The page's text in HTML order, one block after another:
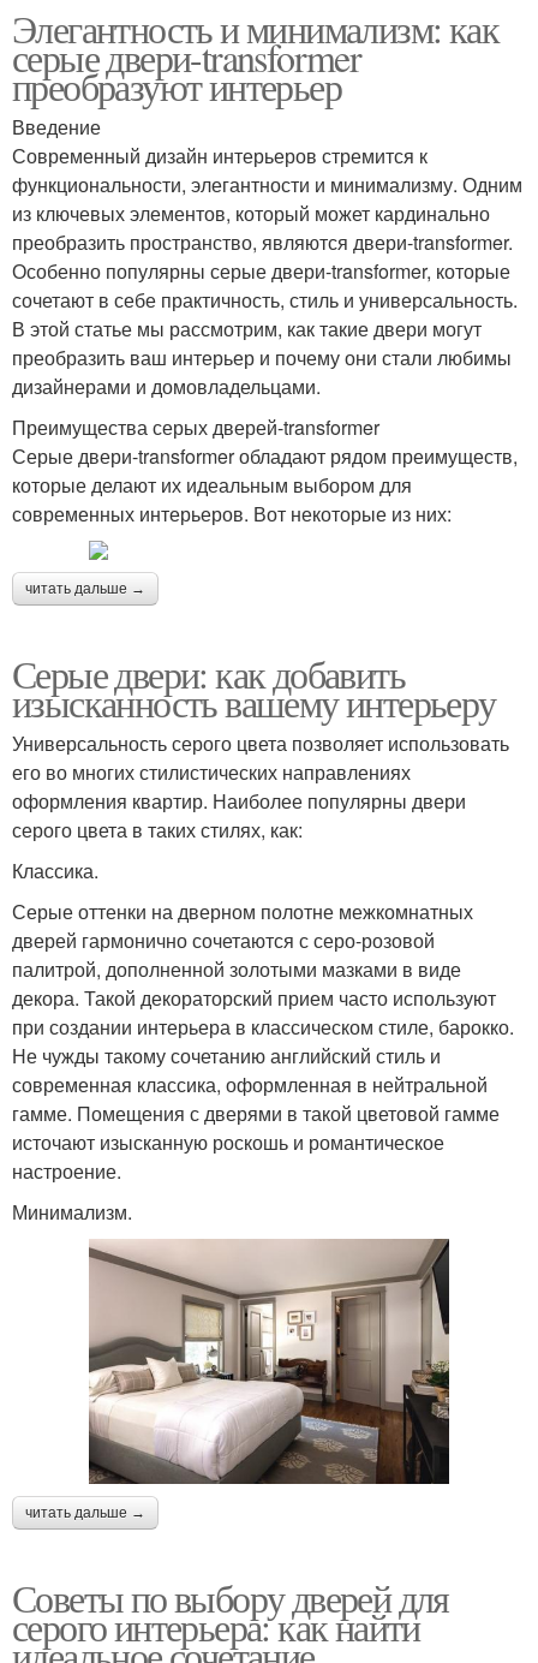
Элегантность и минимализм: как
серые двери-transformer
преобразуют интерьер
Введение
Современный дизайн интерьеров стремится к
функциональности, элегантности и минимализму. Одним
из ключевых элементов, который может кардинально
преобразить пространство, являются двери-transformer.
Особенно популярны серые двери-transformer, которые
сочетают в себе практичность, стиль и универсальность.
В этой статье мы рассмотрим, как такие двери могут
преобразить ваш интерьер и почему они стали любимы
дизайнерами и домовладельцами.
Преимущества серых дверей-transformer
Серые двери-transformer обладают рядом преимуществ,
которые делают их идеальным выбором для
современных интерьеров. Вот некоторые из них:
читать дальше →
Серые двери: как добавить
изысканность вашему интерьеру
Универсальность серого цвета позволяет использовать
его во многих стилистических направлениях
оформления квартир. Наиболее популярны двери
серого цвета в таких стилях, как:
Классика.
Серые оттенки на дверном полотне межкомнатных
дверей гармонично сочетаются с серо-розовой
палитрой, дополненной золотыми мазками в виде
декора. Такой декораторский прием часто используют
при создании интерьера в классическом стиле, барокко.
Не чужды такому сочетанию английский стиль и
современная классика, оформленная в нейтральной
гамме. Помещения с дверями в такой цветовой гамме
источают изысканную роскошь и романтическое
настроение.
Минимализм.
читать дальше →
Советы по выбору дверей для
серого интерьера: как найти